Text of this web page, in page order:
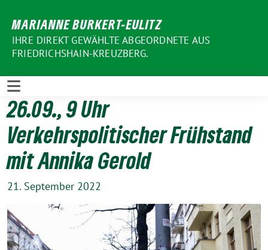
zum
Inhalt
MARIANNE BURKERT-EULITZ
IHRE DIREKT GEWÄHLTE ABGEORDNETE AUS
FRIEDRICHSHAIN-KREUZBERG.
26.09., 9 Uhr
Verkehrspolitischer Frühstand
mit Annika Gerold
21. September 2022